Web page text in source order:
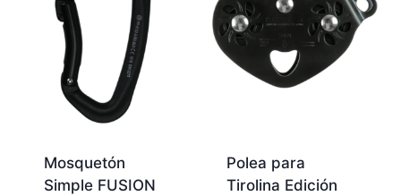
Mosquetón
Simple FUSION
Polea para
Tirolina Edición